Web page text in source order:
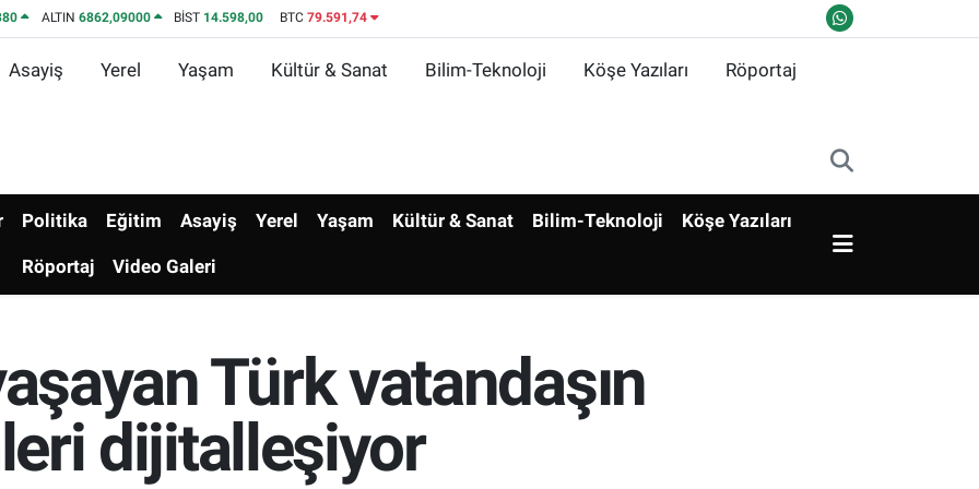
ALTIN 6862,09000 BİST 14.598,00 BTC 79.591,74
Asayiş Yerel Yaşam Kültür & Sanat Bilim-Teknoloji Köşe Yazıları Röportaj
Politika Eğitim Asayiş Yerel Yaşam Kültür & Sanat Bilim-Teknoloji Köşe Yazıları
Röportaj Video Galeri
Türk vatandaşın
dijitalleşiyor